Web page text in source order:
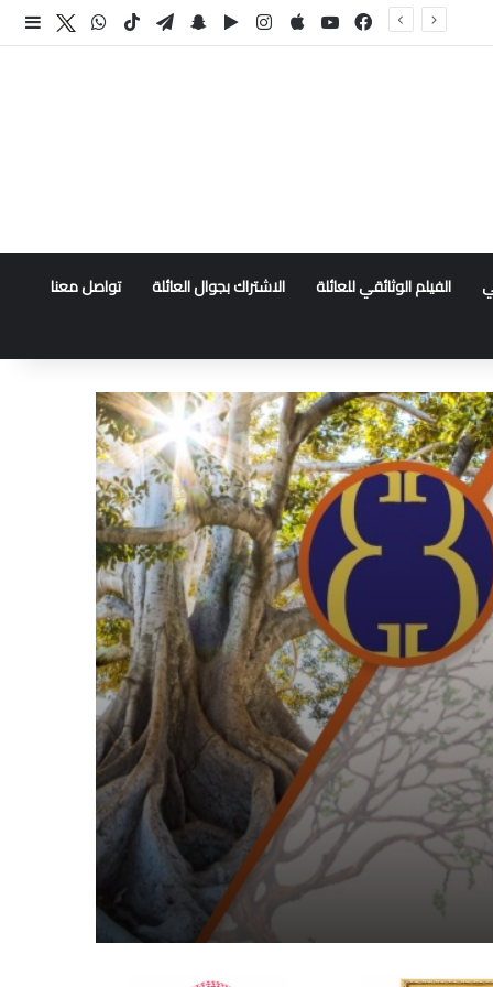
فيسبوك‫YouTube انستقرام سناب تشات
تيلقرام ‫TikTokواتساباكس
الفيلم الوثائقي للعائلة الاشتراك بجوال العائلة تواصل معنا